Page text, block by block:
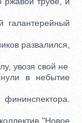
развалился,
увозя свой не
в небытие
"Новое